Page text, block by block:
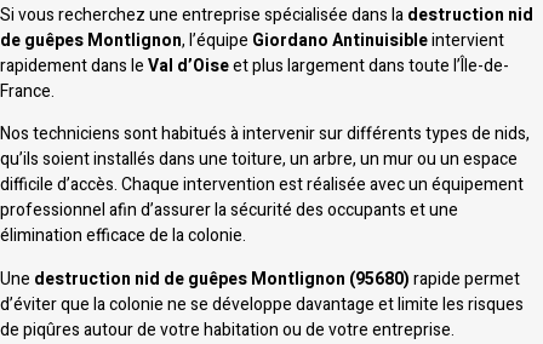
Si vous recherchez une entreprise spécialisée dans ladestruction nid
de guêpes Montlignon, l’équipe Giordano Antinuisibleintervient
rapidement dans leVal d’Oiseet plus largement dans toute l’Île-de-
France.
Nos techniciens sont habitués à intervenir sur différents types de nids,
qu’ils soient installés dans une toiture, un arbre, un mur ou un espace
difficile d’accès. Chaque intervention est réalisée avec un équipement
professionnel afin d’assurer la sécurité des occupants et une
élimination efficace de la colonie.
Une destruction nid de guêpes Montlignon (95680)rapide permet
d’éviter que la colonie ne se développe davantage et limite les risques
de piqûres autour de votre habitation ou de votre entreprise.